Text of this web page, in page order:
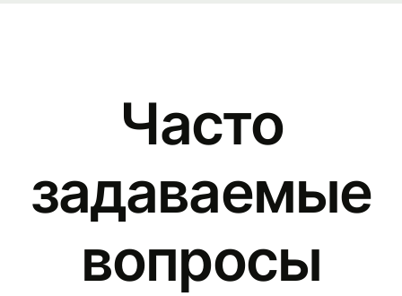
Часто
задаваемые
вопросы